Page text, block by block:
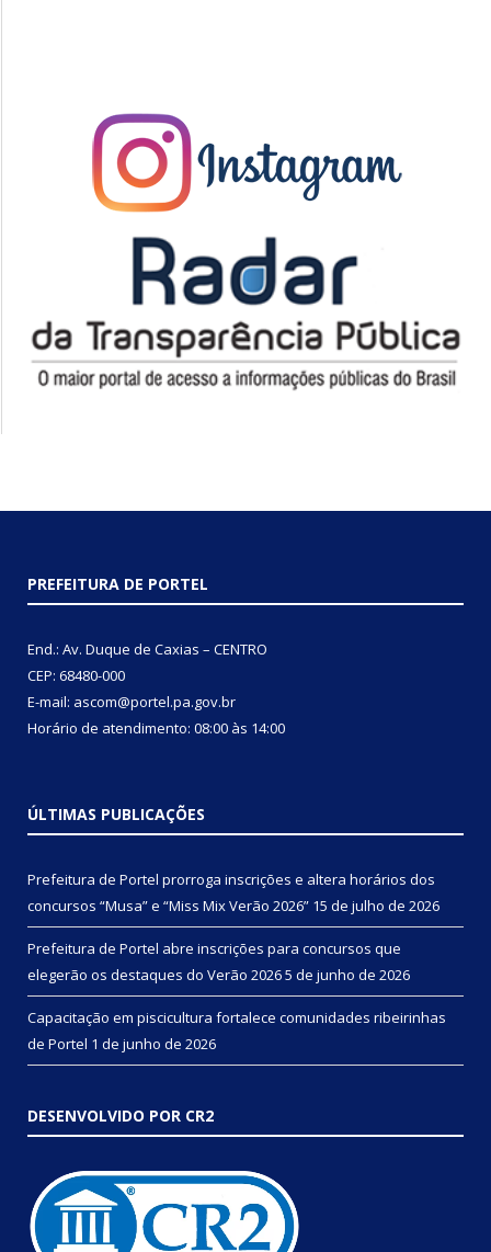
PREFEITURA DE PORTEL
End.: Av. Duque de Caxias – CENTRO
CEP: 68480-000
E-mail: ascom@portel.pa.gov.br
Horário de atendimento: 08:00 às 14:00
ÚLTIMAS PUBLICAÇÕES
Prefeitura de Portel prorroga inscrições e altera horários dos
concursos “Musa” e “Miss Mix Verão 2026” 15 de julho de 2026
Prefeitura de Portel abre inscrições para concursos que
elegerão os destaques do Verão 20265 de junho de 2026
Capacitação em piscicultura fortalece comunidades ribeirinhas
de Portel 1 de junho de 2026
DESENVOLVIDO POR CR2